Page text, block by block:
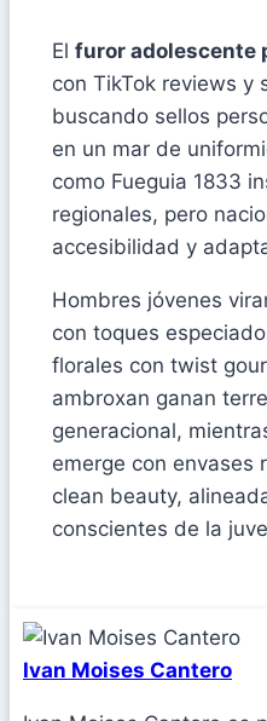
El furor adolescente
con TikTok reviews y
buscando sellos
en un mar de
como Fueguia 1833
regionales, pero
accesibilidad y
Hombres jóvenes
con toques
florales con twist
ambroxan ganan
generacional,
emerge con envases
clean beauty,
conscientes de la
Ivan Moises Cantero